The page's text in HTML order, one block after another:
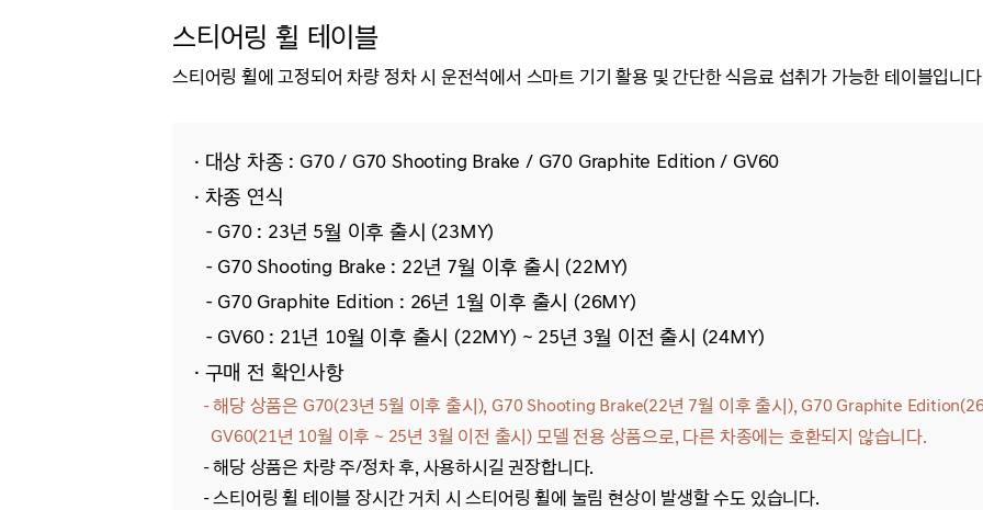
스티어링 휠 테이블
스티어링 휠에 고정되어 차량 정차 시 운전석에서 스마트 기기 활용 및 간단한 식음료 섭취가 가능한 테이블입니
· 대상 차종 : G70 / G70 Shooting Brake / G70 Graphite Edition / GV60
· 차종 연식
- G70 : 23년 5월 이후 출시 (23MY)
- G70 Shooting Brake : 22년 7월 이후 출시 (22MY)
- G70 Graphite Edition : 26년 1월 이후 출시 (26MY)
- GV60 : 21년 10월 이후 출시 (22MY) ~ 25년 3월 이전 출시 (24MY)
· 구매 전 확인사항
- 해당 상품은 G70(23년 5월 이후 출시), G70 Shooting Brake(22년 7월 이후 출시), G70 Graphite
GV60(21년 10월 이후 ~ 25년 3월 이전 출시) 모델 전용 상품으로, 다른 차종에는 호환되지 않습니다.
- 해당상품은 차량 주/정차 후, 사용하시길 권장합니다.
-스티어링 휠 테이블 장시간 거치 시 스티어링 휠에 눌림 현상이 발생할 수도 있습니다.